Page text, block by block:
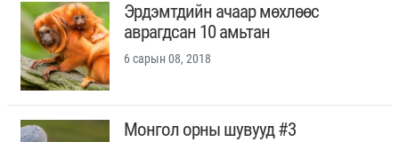
Эрдэмтдийн ачаар мөхлөөс
аврагдсан 10 амьтан
6 сарын 08, 2018
Монгол орны шувууд #3